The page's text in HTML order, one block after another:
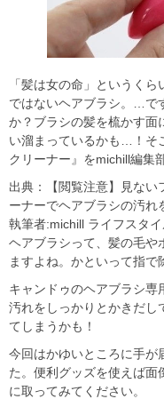
「髪は女の命」というく
ではないヘアブラシ。…で
か？ブラシの髪を梳かす面
い溜まっているかも…！そ
クリーナー』をmichill編集
出典：【閲覧注意】見ない
ーナーでヘアブラシの汚れ
執筆者:michill ライフスタ
ヘアブラシって、髪の毛や
ますよね。かといって指で
キャンドゥのヘアブラシ専
汚れをしっかりとかきだし
てしまうかも！
今回はかゆいところに手が
た。便利グッズを使えば面
に取ってみてください。